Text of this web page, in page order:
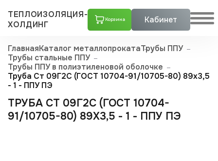
ТЕПЛОИЗОЛЯЦИЯ-
ХОЛДИНГ
Корзина Кабинет
ГлавнаяКаталог металлопрокатаТрубы ППУ
Трубы стальные ППУ
Трубы ППУ в полиэтиленовой оболочке
Труба Ст 09Г2С (ГОСТ 10704-91/10705-80) 89x3,5
- 1 - ППУ ПЭ
ТРУБА СТ 09Г2С (ГОСТ 10704-
91/10705-80) 89X3,5 - 1 - ППУ ПЭ